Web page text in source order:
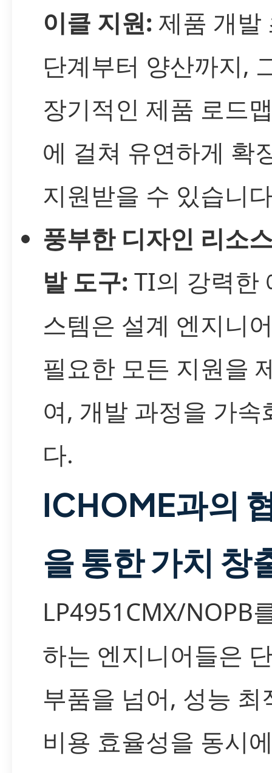
이클 지원: 제품 개발
단계부터 양산까지,
장기적인 제품 로드
에 걸쳐 유연하게 확
지원받을 수 있습니
풍부한 디자인 리소
발 도구: TI의 강력한
스템은 설계 엔지니
필요한 모든 지원을
여, 개발 과정을 가속
다.
ICHOME과의
을 통한 가치 창
LP4951CMX/NOPB
하는 엔지니어들은
부품을 넘어, 성능 최
비용 효율성을 동시